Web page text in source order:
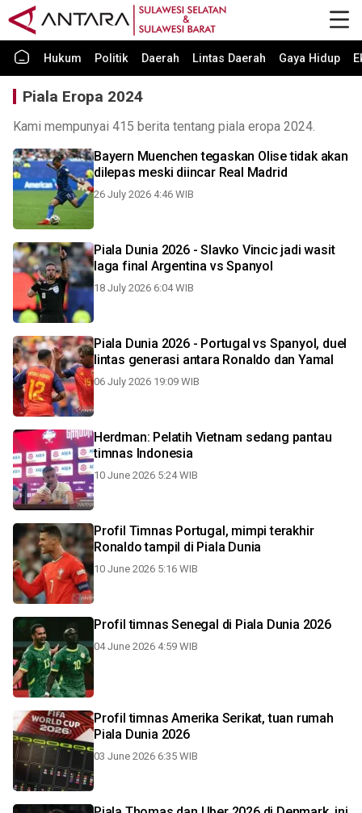
Hukum Politik Daerah Lintas Daerah Gaya Hidup
Piala Eropa 2024
Kami mempunyai 415 berita tentang piala eropa 2024.
Bayern Muenchen tegaskan Olise tidak akan
dilepas meski diincar Real Madrid
26 July 2026 4:46 WIB
Piala Dunia 2026 - Slavko Vincic jadi wasit
laga final Argentina vs Spanyol
18 July 2026 6:04 WIB
Piala Dunia 2026 - Portugal vs Spanyol, duel
lintas generasi antara Ronaldo dan Yamal
06 July 2026 19:09 WIB
Herdman: Pelatih Vietnam sedang pantau
timnas Indonesia
10 June 2026 5:24 WIB
Profil Timnas Portugal, mimpi terakhir
Ronaldo tampil di Piala Dunia
10 June 2026 5:16 WIB
Profil timnas Senegal di Piala Dunia 2026
04 June 2026 4:59 WIB
Profil timnas Amerika Serikat, tuan rumah
Piala Dunia 2026
03 June 2026 6:35 WIB